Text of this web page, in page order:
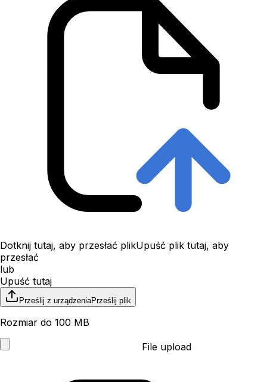
Dotknij tutaj, aby przesłać plikUpuść plik tutaj, aby
przesłać
lub
Upuść tutaj
Prześlij z urządzeniaPrześlij plik
Rozmiar do 100 MB
File upload